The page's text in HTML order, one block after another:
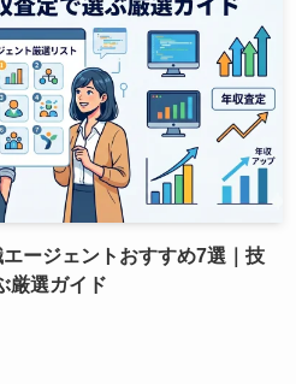
ージェントおすすめ7選｜技
厳選ガイド